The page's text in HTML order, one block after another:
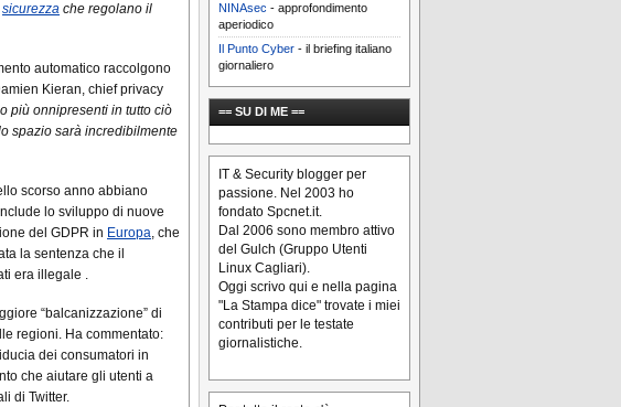
sicurezza che regolano il
automatico raccolgono
Kieran, chief privacy
più onnipresenti in tutto ciò
spazio sarà incredibilmente
scorso anno abbiano
lo sviluppo di nuove
del GDPR in Europa, che
la sentenza che il
era illegale .
“balcanizzazione” di
regioni. Ha commentato:
dei consumatori in
che aiutare gli utenti a
di Twitter.
NINAsec - approfondimento
aperiodico
Il Punto Cyber - il briefing italiano
giornaliero
== SU DI ME ==
IT & Security blogger per
passione. Nel 2003 ho
fondato Spcnet.it.
Dal 2006 sono membro attivo
del Gulch (Gruppo Utenti
Linux Cagliari).
Oggi scrivo qui e nella pagina
"La Stampa dice" trovate i miei
contributi per le testate
giornalistiche.